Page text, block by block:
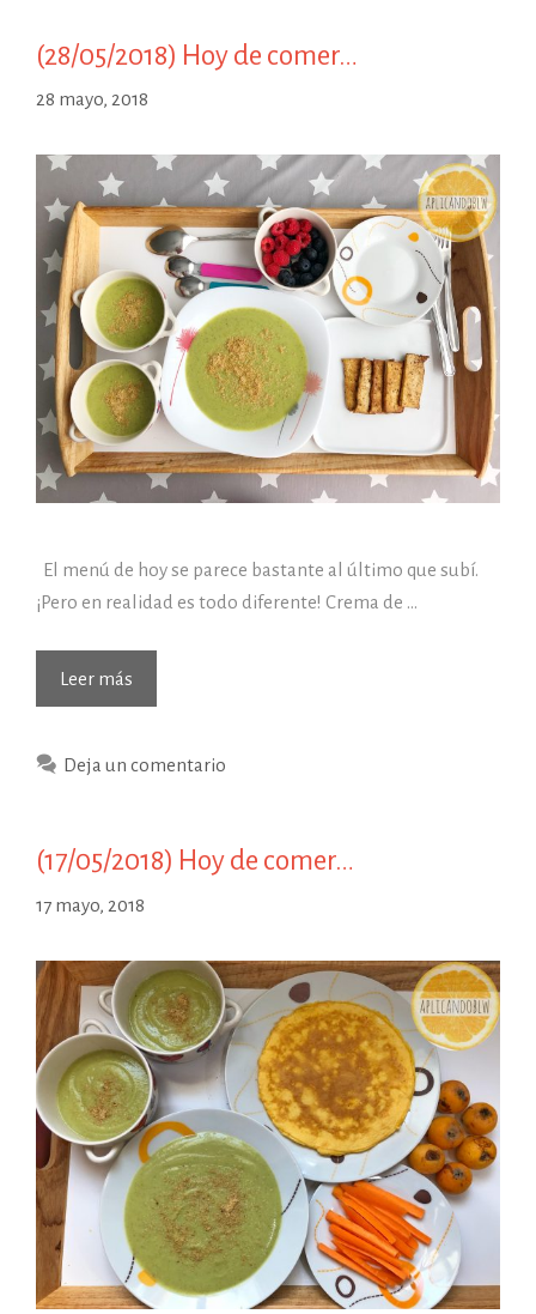
(28/05/2018) Hoy de comer…
28 mayo, 2018
El menú de hoy se parece bastante al último que subí.
¡Pero en realidad es todo diferente! Crema de …
Leer más
Deja un comentario
(17/05/2018) Hoy de comer…
17 mayo, 2018